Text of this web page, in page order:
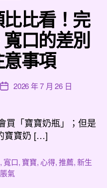
比看！完
口的差別
事項
文
佈
日
期
2026 年 7 月 26 日
買「寶寶奶瓶」；但是
寶寶奶 […]
, 寬口, 寶寶, 心得,推薦,新生
氣